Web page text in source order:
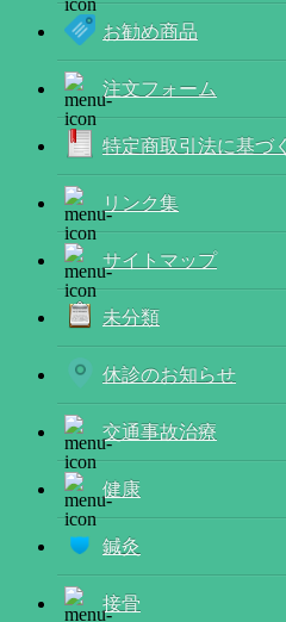
お勧め商品
注文フォーム
特定商取引法に基づ
リンク集
サイトマップ
未分類
休診のお知らせ
交通事故治療
健康
鍼灸
接骨